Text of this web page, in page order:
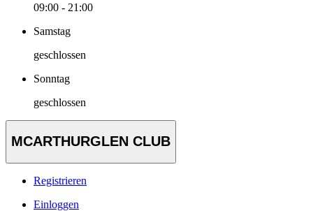
09:00 - 21:00
Samstag
geschlossen
Sonntag
geschlossen
MCARTHURGLEN CLUB
Registrieren
Einloggen